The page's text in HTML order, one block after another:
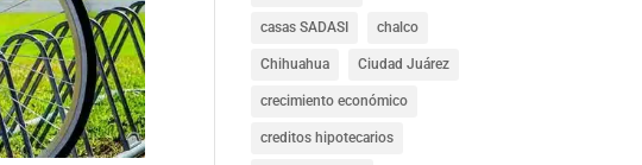
casas SADASI chalco
Chihuahua Ciudad Juárez
crecimiento económico
creditos hipotecarios